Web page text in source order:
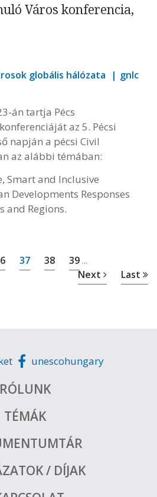
Város konferencia,
globális hálózata
gnlc
án tartja Pécs
az 5. Pécsi
napján a pécsi Civil
az alábbi témában:
Smart and Inclusive
Developments Responses
and Regions.
37 38 39 ...
Next Last
unescohungary
RÓLUNK
TÉMÁK
/ DÍJAK